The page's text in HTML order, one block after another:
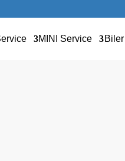
MINI Service Biler